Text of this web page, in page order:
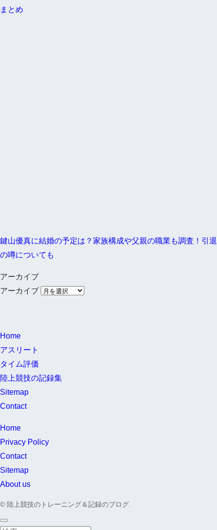
まとめ
鍵山優真に結婚の予定は？家族構成や父親の職業も調査！引退
の噂についても
アーカイブ
アーカイブ
Home
アスリート
タイム評価
陸上競技の記録集
Sitemap
Contact
Home
Privacy Policy
Contact
Sitemap
About us
© 陸上競技のトレーニング＆記録のブログ.